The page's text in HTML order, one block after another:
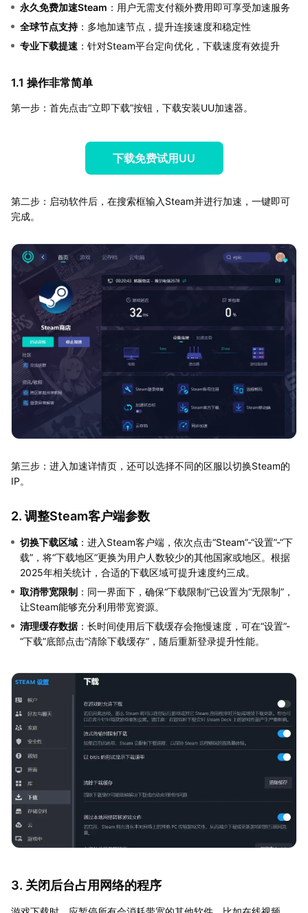
永久免费加速Steam ：用户无需支付额外费用即可享受加速服务
全球节点支持：多地加速节点，提升连接速度和稳定性
专业下载提速 ：针对Steam平台定向优化，下载速度有效提升
1.1 操作非常简单
第一步：首先点击“立即下载”按钮，下载安装UU加速器。
下载免费试用UU
第二步：启动软件后，在搜索框输入Steam并进行加速，一键即可
完成。
第三步：进入加速详情页，还可以选择不同的区服以切换Steam的
IP。
2. 调整Steam客户端参数
切换下载区域 ：进入Steam客户端，依次点击“Steam”-“设置”-“下
载”，将“下载地区”更换为用户人数较少的其他国家或地区。根据
2025年相关统计，合适的下载区域可提升速度约三成。
取消带宽限制 ：同一界面下，确保“下载限制”已设置为“无限制”，
让Steam能够充分利用带宽资源。
清理缓存数据：长时间使用后下载缓存会拖慢速度，可在“设置”-
“下载”底部点击“清除下载缓存”，随后重新登录提升性能。
3. 关闭后台占用网络的程序